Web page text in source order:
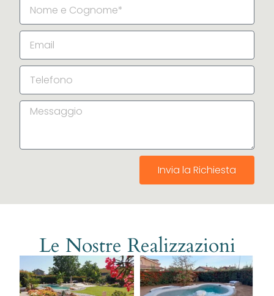
Invia la Richiesta
Le Nostre Realizzazioni